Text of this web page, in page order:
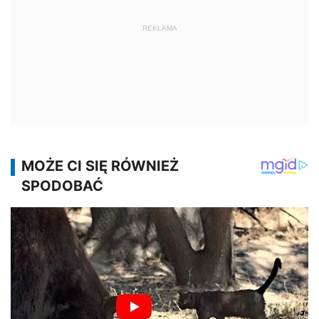
REKLAMA